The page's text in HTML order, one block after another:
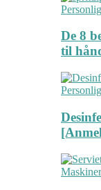
De 8
til
Maskiner